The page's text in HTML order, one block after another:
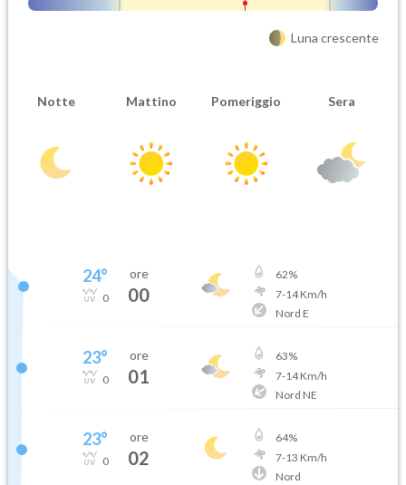
Luna crescente
Notte Mattino Pomeriggio Sera
24°
0
ore
00
62%
7-14Km/h
Nord E
23°
0
ore
01
63%
7-14Km/h
Nord NE
23°
0
ore
02
64%
7-13 Km/h
Nord